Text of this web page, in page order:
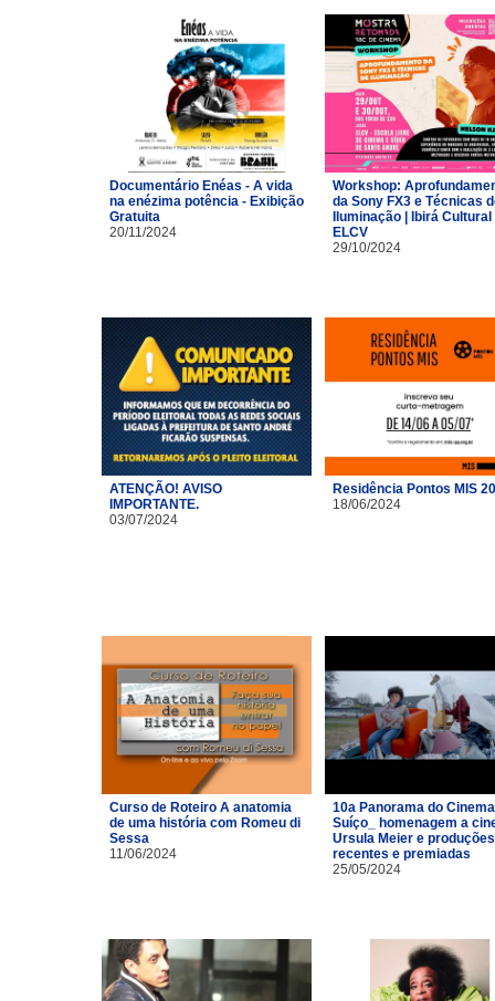
Documentário Enéas - A vida
na enézima potência - Exibição
Gratuita
20/11/2024
Workshop:
da Sony FX3 e Técnicas
Iluminação | Ibirá Cultural
ELCV
29/10/2024
ATENÇÃO! AVISO
IMPORTANTE.
03/07/2024
Residência Pontos MIS
18/06/2024
Curso de Roteiro A anatomia
de uma história com Romeu di
Sessa
11/06/2024
10a Panorama do Cinema
Suíço_ homenagem a
Ursula Meier e produções
recentes e premiadas
25/05/2024